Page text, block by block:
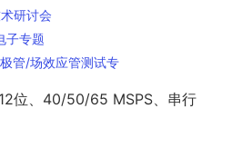
研讨会
子专题
管/场效应管测试专
位、40/50/65 MSPS、串行